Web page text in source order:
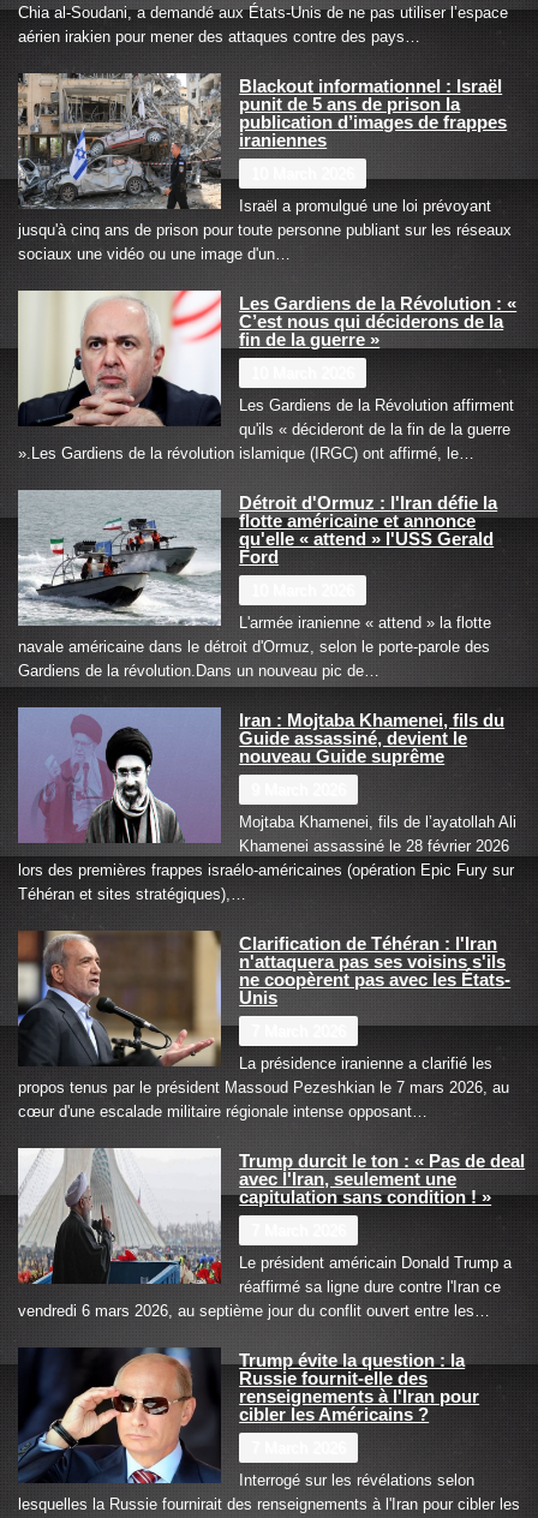
Chia al-Soudani, a demandé aux États-Unis de ne pas utiliser l’espace
aérien irakien pour mener des attaques contre des pays…
Blackout informationnel : Israël
punit de 5 ans de prison la
publication d’images de frappes
iraniennes
Israël a promulgué une loi prévoyant
jusqu'à cinq ans de prison pour toute personne publiant sur les réseaux
sociaux une vidéo ou une image d'un…
Les Gardiens de la Révolution : «
C’est nous qui déciderons de la
fin de la guerre »
Les Gardiens de la Révolution affirment
qu'ils « décideront de la fin de la guerre
».Les Gardiens de la révolution islamique (IRGC) ont affirmé, le…
Détroit d'Ormuz : l'Iran défie la
flotte américaine et annonce
qu'elle « attend » l'USS Gerald
Ford
L'armée iranienne « attend » la flotte
navale américaine dans le détroit d'Ormuz, selon le porte-parole des
Gardiens de la révolution.Dans un nouveau pic de…
Iran : Mojtaba Khamenei, fils du
Guide assassiné, devient le
nouveau Guide suprême
Mojtaba Khamenei, fils de l’ayatollah Ali
Khamenei assassiné le 28 février 2026
lors des premières frappes israélo-américaines (opération Epic Fury sur
Téhéran et sites stratégiques),…
Clarification de Téhéran : l'Iran
n'attaquera pas ses voisins s'ils
ne coopèrent pas avec les États-
Unis
La présidence iranienne a clarifié les
propos tenus par le président Massoud Pezeshkian le 7 mars 2026, au
cœur d'une escalade militaire régionale intense opposant…
Trump durcit le ton : « Pas de deal
avec l'Iran, seulement une
capitulation sans condition ! »
Le président américain Donald Trump a
réaffirmé sa ligne dure contre l'Iran ce
vendredi 6 mars 2026, au septième jour du conflit ouvert entre les…
Trump évite la question : la
Russie fournit-elle des
renseignements à l'Iran pour
cibler les Américains ?
Interrogé sur les révélations selon
lesquelles la Russie fournirait des renseignements à l'Iran pour cibler les